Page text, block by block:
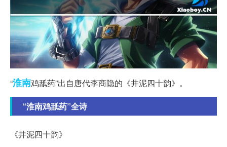
“淮南鸡舐药”出自唐代李商隐的《井泥四十韵》。
“淮南鸡舐药”全诗
《井泥四十韵》